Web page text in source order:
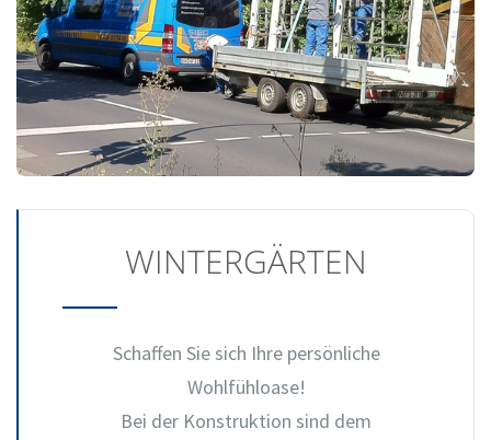
WINTERGÄRTEN
Schaffen Sie sich Ihre persönliche
Wohlfühloase!
Bei der Konstruktion sind dem